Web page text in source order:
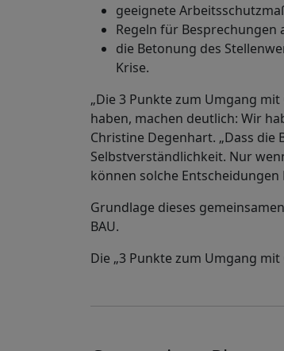
geeignete
Regeln für Besprechungen
die Betonung des
Krise.
„Die 3 Punkte zum Umgang
haben, machen deutlich: Wir
Christine Degenhart. „Dass
Selbstverständlichkeit. Nur
können solche Entscheidungen
Grundlage dieses
BAU.
Die „3 Punkte zum Umgang mit